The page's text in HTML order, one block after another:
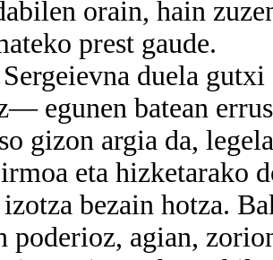
orain, hain
prest gaude.
duela gutxi
egunen batean
gizon argia da,
eta hizketarako
izotza bezain hotza.
poderioz, agian,